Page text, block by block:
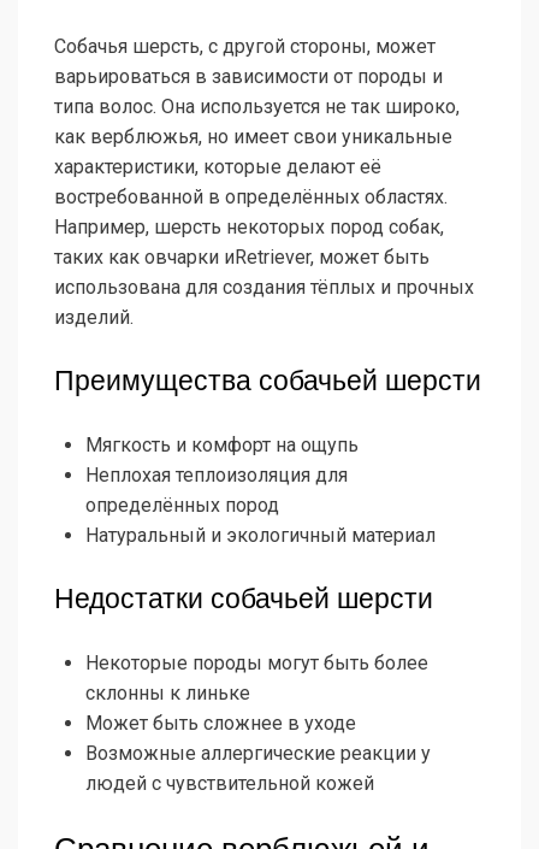
Собачья шерсть, с другой стороны, может
варьироваться в зависимости от породы и
типа волос. Она используется не так широко,
как верблюжья, но имеет свои уникальные
характеристики, которые делают её
востребованной в определённых областях.
Например, шерсть некоторых пород собак,
таких как овчарки иRetriever, может быть
использована для создания тёплых и прочных
изделий.
Преимущества собачьей шерсти
Мягкость и комфорт на ощупь
Неплохая теплоизоляция для
определённых пород
Натуральный и экологичный материал
Недостатки собачьей шерсти
Некоторые породы могут быть более
склонны к линьке
Может быть сложнее в уходе
Возможные аллергические реакции у
людей с чувствительной кожей